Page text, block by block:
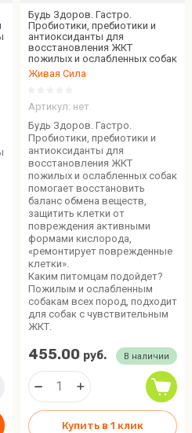
Будь Здоров. Гастро.
Пробиотики, пребиотики и
антиоксиданты для
восстановления ЖКТ
пожилых и ослабленных собак
Живая Сила
Артикул: нет
Будь Здоров. Гастро.
Пробиотики, пребиотики и
антиоксиданты для
восстановления ЖКТ
пожилых и ослабленных собак
помогает восстановить
баланс обмена веществ,
защитить клетки от
повреждения активными
формами кислорода,
«ремонтирует поврежденные
клетки».
Каким питомцам подойдет?
Пожилым и ослабленным
собакам всех пород, подходит
для собак с чувствительным
ЖКТ.
В наличии
455.00 руб.
Купить в 1 клик